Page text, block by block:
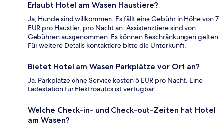
Erlaubt Hotel am Wasen Haustiere?
Ja, Hunde sind willkommen. Es fällt eine Gebühr in Höhe von 7
EUR pro Haustier, pro Nacht an. Assistenztiere sind von
Gebühren ausgenommen. Es können Beschränkungen gelten.
Für weitere Details kontaktiere bitte die Unterkunft.
Bietet Hotel am Wasen Parkplätze vor Ort an?
Ja. Parkplätze ohne Service kosten 5 EUR pro Nacht. Eine
Ladestation für Elektroautos ist verfügbar.
Welche Check-in- und Check-out-Zeiten hat Hotel
am Wasen?